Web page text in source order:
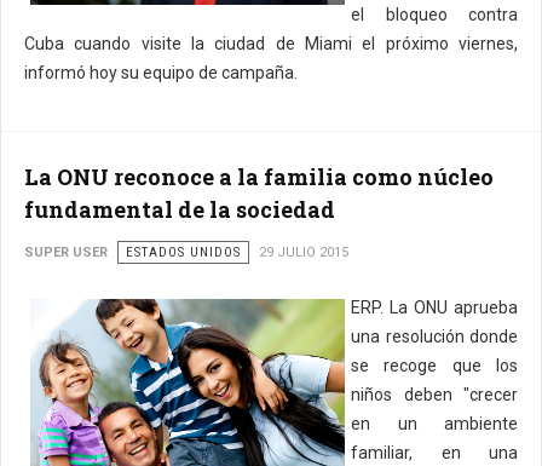
el bloqueo contra
Cuba cuando visite la ciudad de Miami el próximo viernes,
informó hoy su equipo de campaña.
La ONU reconoce a la familia como núcleo
fundamental de la sociedad
SUPER USER ESTADOS UNIDOS 29 JULIO 2015
ERP. La ONU aprueba
una resolución donde
se recoge que los
niños deben "crecer
en un ambiente
familiar, en una